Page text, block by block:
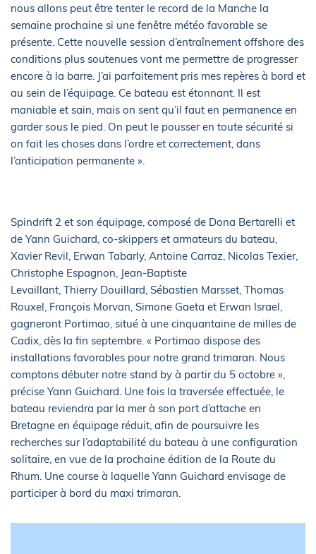
nous allons peut être tenter le record de la Manche la
semaine prochaine si une fenêtre météo favorable se
présente. Cette nouvelle session d’entraînement offshore des
conditions plus soutenues vont me permettre de progresser
encore à la barre. J’ai parfaitement pris mes repères à bord et
au sein de l’équipage. Ce bateau est étonnant. Il est
maniable et sain, mais on sent qu’il faut en permanence en
garder sous le pied. On peut le pousser en toute sécurité si
on fait les choses dans l’ordre et correctement, dans
l’anticipation permanente ».
Spindrift 2 et son équipage, composé de Dona Bertarelli et
de Yann Guichard, co-skippers et armateurs du bateau,
Xavier Revil, Erwan Tabarly, Antoine Carraz, Nicolas Texier,
Christophe Espagnon, Jean-Baptiste
Levaillant, Thierry Douillard, Sébastien Marsset, Thomas
Rouxel, François Morvan, Simone Gaeta et Erwan Israel,
gagneront Portimao, situé à une cinquantaine de milles de
Cadix, dès la fin septembre. « Portimao dispose des
installations favorables pour notre grand trimaran. Nous
comptons débuter notre stand by à partir du 5 octobre »,
précise Yann Guichard. Une fois la traversée effectuée, le
bateau reviendra par la mer à son port d’attache en
Bretagne en équipage réduit, afin de poursuivre les
recherches sur l’adaptabilité du bateau à une configuration
solitaire, en vue de la prochaine édition de la Route du
Rhum. Une course à laquelle Yann Guichard envisage de
participer à bord du maxi trimaran.